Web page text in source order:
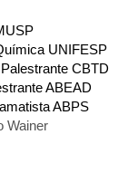
UNIFESP
Palestrante CBTD
ABEAD
ABPS
Wainer